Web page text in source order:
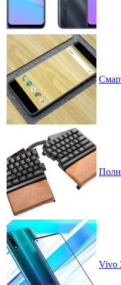
Vivo